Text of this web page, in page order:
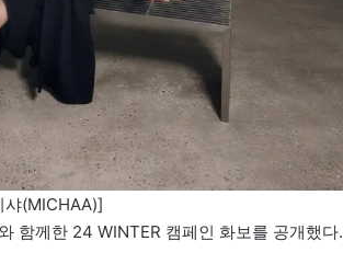
(MICHAA)]
함께한 24 WINTER 캠페인 화보를 공개했다.